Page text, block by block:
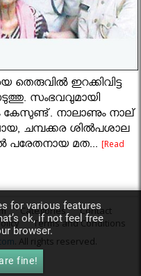
ഇറക്കിവിട്ട
സംഭവവുമായി
കേസുണ്ട്. നാലാണും നാല്
ചമ്പക്കര ശില്‍പശാല
പരേതനായ മത...[Read
Categories
Contact
Terms and Conditions
. All rights reserved.
for various features
ok, if not feel free
browser.
fine!